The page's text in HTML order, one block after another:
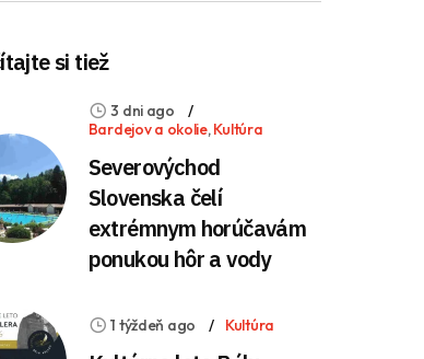
si tiež
3 dni ago
Bardejov a okolie,Kultúra
Severovýchod
Slovenska čelí
extrémnym horúčavám
ponukou hôr a vody
1 týždeň ago Kultúra